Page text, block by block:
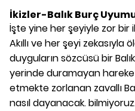
İkizler-Balık Burç
İşte yine her şeyiyle zor bir
Akıllı ve her şeyi zekasıyla
duyguların sözcüsü bir
yerinde duramayan
etmekte zorlanan zavallı
nasıl dayanacak.